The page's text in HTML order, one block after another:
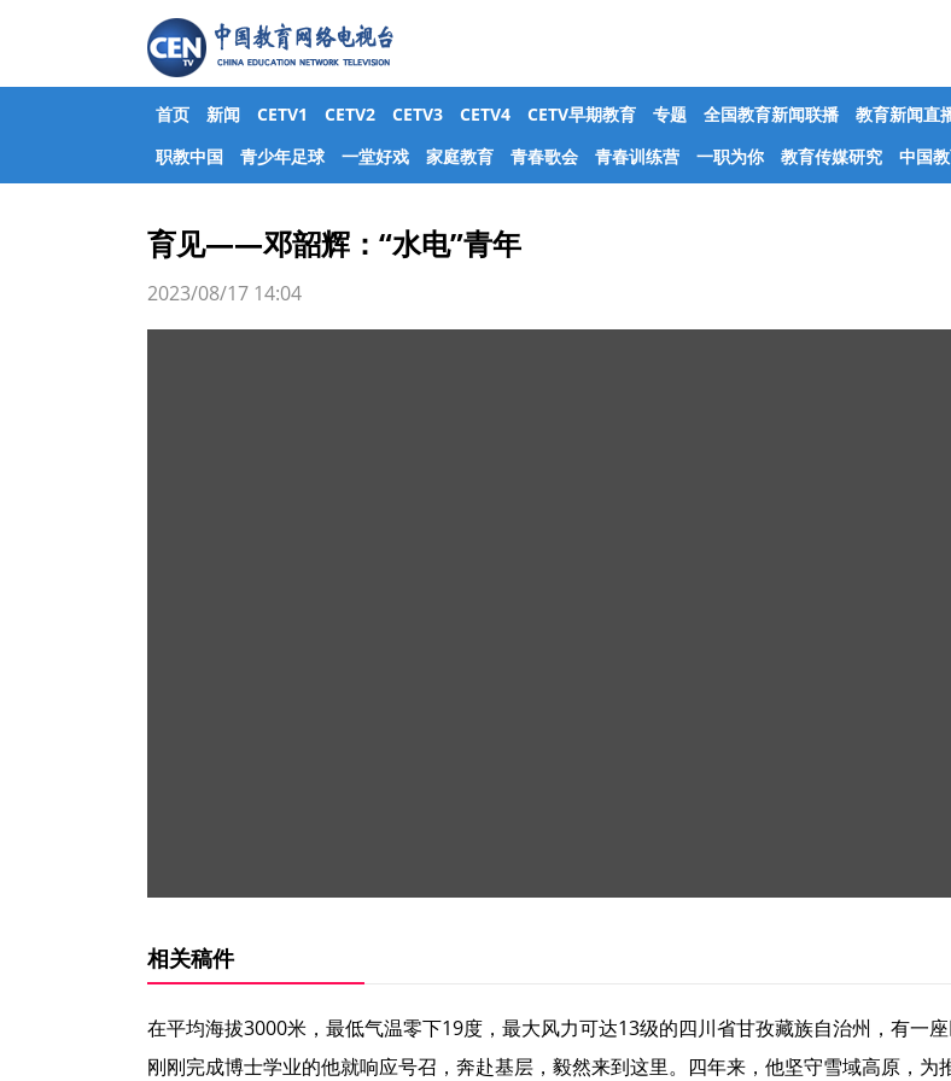
首页 新闻 CETV1 CETV2 CETV3 CETV4 CETV早期教育 专题 全国教育新闻联播 教育新闻直
职教中国
青少年足球 一堂好戏 家庭教育 青春歌会 青春训练营 一职为你 教育传媒研究 中国
育见——邓韶辉：“水电”青年
2023/08/17 14:04
相关稿件
在平均海拔3000米，最低气温零下19度，最大风力可达13级的四川省甘孜藏族自治州，有
刚刚完成博士学业的他就响应号召，奔赴基层，毅然来到这里。四年来，他坚守雪域高原，